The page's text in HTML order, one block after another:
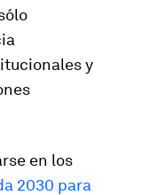
y
en los
2030 para